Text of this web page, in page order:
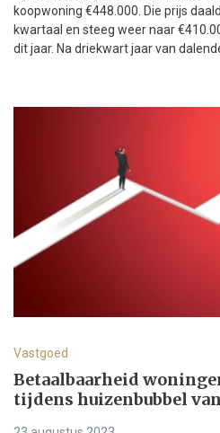
koopwoning €448.000. Die prijs
kwartaal en steeg weer naar
dit jaar. Na driekwart jaar van
Vastgoed
Betaalbaarheid
tijdens huizenbubbel